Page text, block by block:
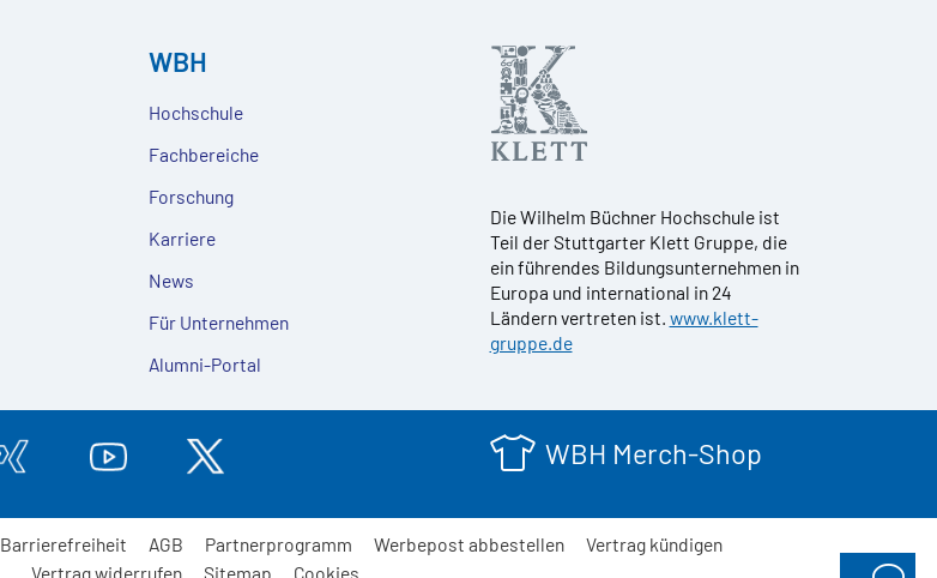
WBH
Hochschule
Fachbereiche
Forschung
Karriere
News
Für Unternehmen
Alumni-Portal
Die Wilhelm Büchner Hochschule ist
Teil der Stuttgarter Klett Gruppe, die
ein führendes Bildungsunternehmen in
Europa und international in 24
Ländern vertreten ist. www.klett-
gruppe.de
WBH Merch-Shop
Barrierefreiheit AGB Partnerprogramm Werbepost abbestellen
Vertrag kündigen
Vertrag widerrufen
Sitemap Cookies